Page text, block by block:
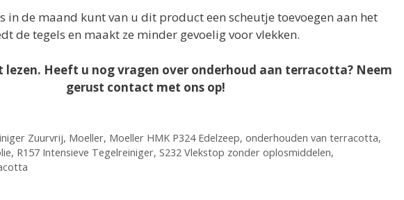
in de maand kunt van u dit product een scheutje toevoegen aan het
de tegels en maakt ze minder gevoelig voor vlekken.
lezen. Heeft u nog vragen over onderhoud aan terracotta? Neem
gerust contact met ons op!
Zuurvrij, Moeller, Moeller HMK P324 Edelzeep, onderhouden van terracotta,
, R157 Intensieve Tegelreiniger, S232 Vlekstop zonder oplosmiddelen,